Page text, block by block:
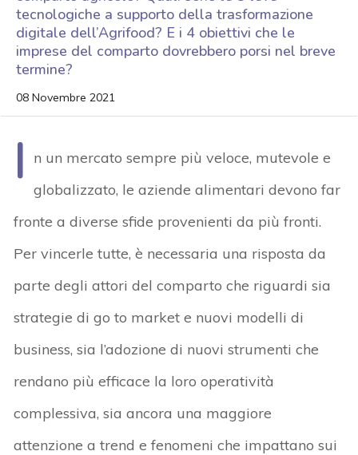
tecnologiche a supporto della trasformazione
digitale dell’Agrifood? E i 4 obiettivi che le
imprese del comparto dovrebbero porsi nel breve
termine?
08 Novembre 2021
I
n un mercato sempre più veloce, mutevole e
globalizzato, le aziende alimentari devono far
fronte a diverse sfide provenienti da più fronti.
Per vincerle tutte, è necessaria una risposta da
parte degli attori del comparto che riguardi sia
strategie di go to market e nuovi modelli di
business, sia l’adozione di nuovi strumenti che
rendano più efficace la loro operatività
complessiva, sia ancora una maggiore
attenzione a trend e fenomeni che impattano sui